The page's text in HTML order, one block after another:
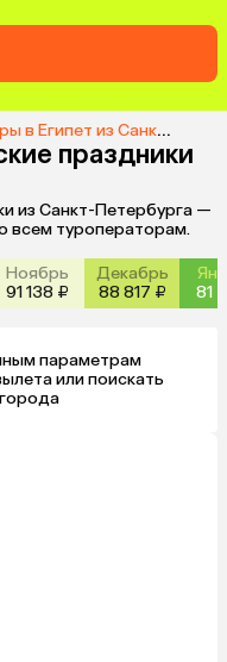
в Египет из Санкт-Петербурга
праздники
из Санкт-Петербурга —
всем туроператорам.
Ноябрь
91 138 ₽
Декабрь
88 817 ₽
81
параметрам